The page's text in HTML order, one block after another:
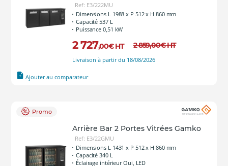
Ref: E3/222MU
Dimensions L 1988 x P 512 x H 860 mm
Capacité 537 L
Puissance 0,51 kW
2 727,00€ HT 2 859,00€HT
Livraison à partir du 18/08/2026
Ajouter au comparateur
Promo
Arrière Bar 2 Portes Vitrées Gamko
Ref: E3/22GMU
Dimensions L 1431 x P 512 x H 860 mm
Capacité 340 L
Éclairage intérieur Oui, LED